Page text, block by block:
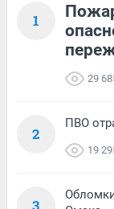
1
29
2
ПВО
19
3